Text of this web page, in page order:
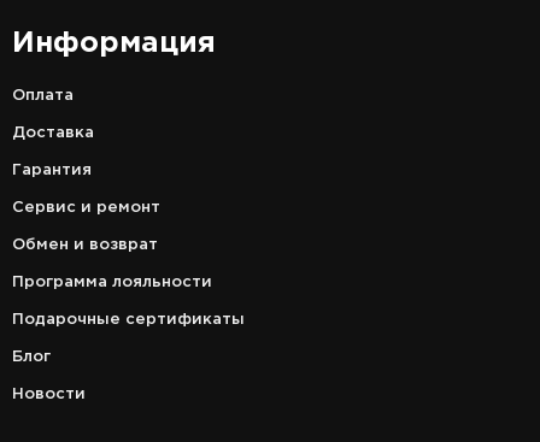
Информация
Оплата
Доставка
Гарантия
Сервис и ремонт
Обмен и возврат
Программа лояльности
Подарочные сертификаты
Блог
Новости